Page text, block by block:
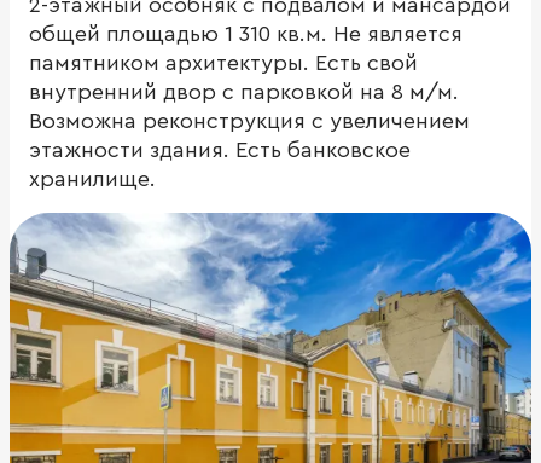
общей площадью 1 310 кв.м. Не является
памятником архитектуры. Есть свой
внутренний двор с парковкой на 8 м/м.
Возможна реконструкция с увеличением
этажности здания. Есть банковское
хранилище.